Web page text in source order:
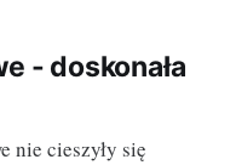
- doskonała
nie cieszyły się